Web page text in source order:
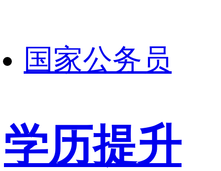
国家公务员
学历提升